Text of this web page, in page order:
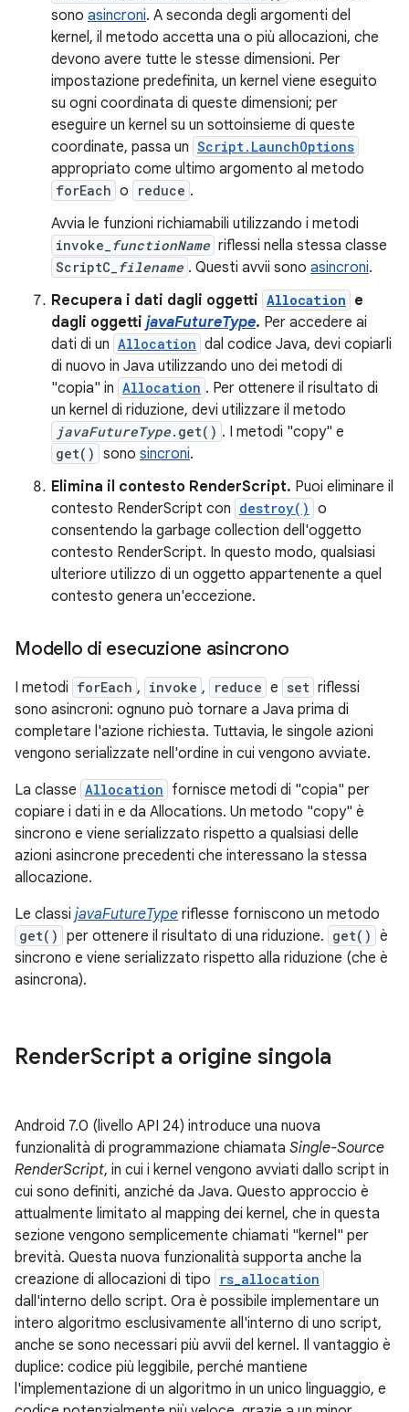
sono asincroni. A seconda degli argomenti del
kernel, il metodo accetta una o più allocazioni, che
devono avere tutte le stesse dimensioni. Per
impostazione predefinita, un kernel viene eseguito
su ogni coordinata di queste dimensioni; per
eseguire un kernel su un sottoinsieme di queste
coordinate, passa un Script.LaunchOptions
appropriato come ultimo argomento al metodo
forEach o reduce .
Avvia le funzioni richiamabili utilizzando i metodi
invoke_ functionName riflessi nella stessa classe
ScriptC_ filename . Questi avvii sono asincroni.
Recupera i dati dagli oggetti Allocation e
dagli oggetti javaFutureType. Per accedere ai
dati di un Allocation dal codice Java, devi copiarli
di nuovo in Java utilizzando uno dei metodi di
"copia" in Allocation . Per ottenere il risultato di
un kernel di riduzione, devi utilizzare il metodo
javaFutureType.get() . I metodi "copy" e
get() sono sincroni.
Elimina il contesto RenderScript. Puoi eliminare il
contesto RenderScript con destroy() o
consentendo la garbage collection dell'oggetto
contesto RenderScript. In questo modo, qualsiasi
ulteriore utilizzo di un oggetto appartenente a quel
contesto genera un'eccezione.
Modello di esecuzione asincrono
I metodi forEach , invoke , reduce e set riflessi
sono asincroni: ognuno può tornare a Java prima di
completare l'azione richiesta. Tuttavia, le singole azioni
vengono serializzate nell'ordine in cui vengono avviate.
La classe Allocation fornisce metodi di "copia" per
copiare i dati in e da Allocations. Un metodo "copy" è
sincrono e viene serializzato rispetto a qualsiasi delle
azioni asincrone precedenti che interessano la stessa
allocazione.
Le classi javaFutureType riflesse forniscono un metodo
get() per ottenere il risultato di una riduzione. get() è
sincrono e viene serializzato rispetto alla riduzione (che è
asincrona).
RenderScript a origine singola
Android 7.0 (livello API 24) introduce una nuova
funzionalità di programmazione chiamata Single-Source
RenderScript, in cui i kernel vengono avviati dallo script in
cui sono definiti, anziché da Java. Questo approccio è
attualmente limitato al mapping dei kernel, che in questa
sezione vengono semplicemente chiamati "kernel" per
brevità. Questa nuova funzionalità supporta anche la
creazione di allocazioni di tipo
rs_allocation
dall'interno dello script. Ora è possibile implementare un
intero algoritmo esclusivamente all'interno di uno script,
anche se sono necessari più avvii del kernel. Il vantaggio è
duplice: codice più leggibile, perché mantiene
l'implementazione di un algoritmo in un unico linguaggio, e